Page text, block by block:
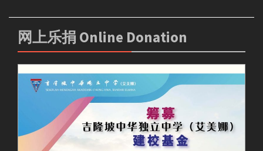
网上乐捐 Online Donation